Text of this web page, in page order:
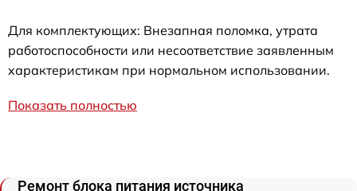
Для комплектующих: Внезапная поломка, утрата
работоспособности или несоответствие заявленным
характеристикам при нормальном использовании.
Показать полностью
Ремонт блока питания источника